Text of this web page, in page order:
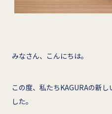
みなさん、こんにちは。
この度、私たちKAGURAの新
した。